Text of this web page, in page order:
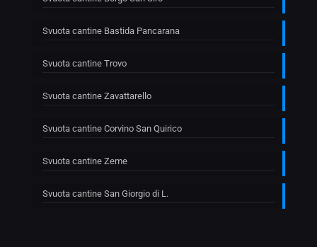
Svuota cantine Bastida Pancarana
Svuota cantine Trovo
Svuota cantine Zavattarello
Svuota cantine Corvino San Quirico
Svuota cantine Zeme
Svuota cantine San Giorgio di L.